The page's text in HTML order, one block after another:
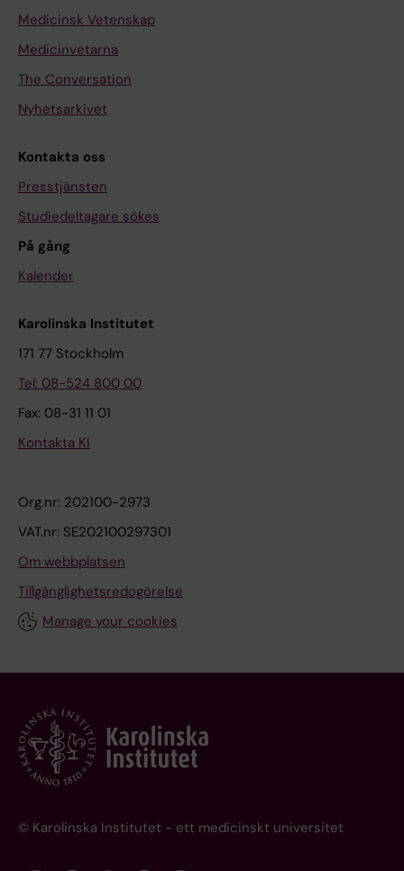
Medicinsk Vetenskap
Medicinvetarna
The Conversation
Nyhetsarkivet
Kontakta oss
Presstjänsten
Studiedeltagare sökes
På gång
Kalender
Karolinska Institutet
171 77 Stockholm
Tel: 08-524 800 00
Fax: 08-31 11 01
Kontakta KI
Org.nr: 202100-2973
VAT.nr: SE202100297301
Om webbplatsen
Tillgänglighetsredogörelse
Manage your cookies
© Karolinska Institutet - ett medicinskt universitet